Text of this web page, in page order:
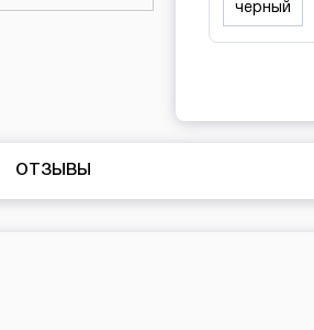
черный
ОТЗЫВЫ